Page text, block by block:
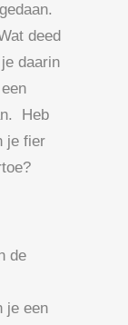
deed
daarin
Heb
je fier
de
je een